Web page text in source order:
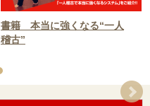
書籍 本当に強くなる“一人
稽古”